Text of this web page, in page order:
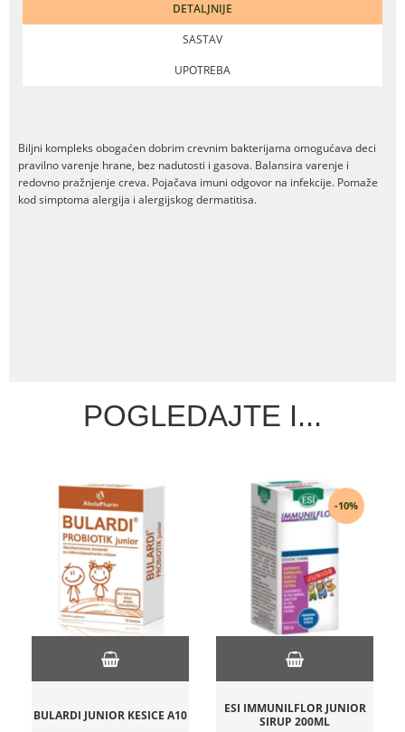
DETALJNIJE
SASTAV
UPOTREBA
Biljni kompleks obogaćen dobrim crevnim bakterijama omogućava deci
pravilno varenje hrane, bez nadutosti i gasova. Balansira varenje i
redovno pražnjenje creva. Pojačava imuni odgovor na infekcije. Pomaže
kod simptoma alergija i alergijskog dermatitisa.
POGLEDAJTE I...
BULARDI JUNIOR KESICE A10
-10%
ESI IMMUNILFLOR JUNIOR
SIRUP 200ML